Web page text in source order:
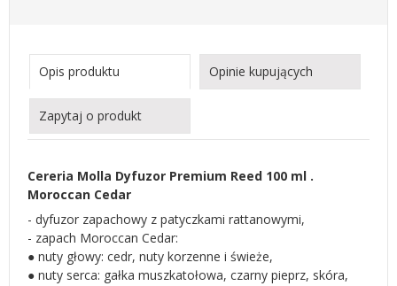
Opis produktu Opinie kupujących
Zapytaj o produkt
Cereria Molla Dyfuzor Premium Reed 100 ml .
Moroccan Cedar
- dyfuzor zapachowy z patyczkami rattanowymi,
- zapach Moroccan Cedar:
● nuty głowy: cedr, nuty korzenne i świeże,
● nuty serca: gałka muszkatołowa, czarny pieprz, skóra,